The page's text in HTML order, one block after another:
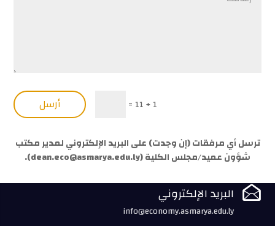
أرسل 1 + 11
=
ترسل أي مرفقات (إن وجدت) على البريد الإلكتروني لمدير مكتب
شؤون عميد/مجلس الكلية (dean.eco@asmarya.edu.ly
).
 البريد الإلكتروني
info@economy.asmarya.edu.ly